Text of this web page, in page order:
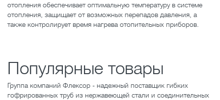
отопления обеспечивает оптимальную температуру в системе
отопления, защищает от возможных перепадов давления, а
также контролирует время нагрева отопительных приборов.
Популярные товары
Группа компаний Флексор - надежный поставщик гибких
гофрированных труб из нержавеющей стали и соединительных